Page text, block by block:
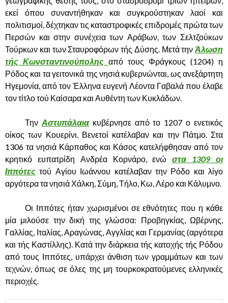
εκεί όπου συναντήθηκαν και συγκρούστηκαν λαοί και
πολιτισμοί, δέχτηκαν τις καταστροφικές επιδρομές πρώτα των
Περσών και στην συνέχεια των Αράβων, των Σελτζούκων
Τούρκων και των Σταυροφόρων τής Δύσης. Μετά την Άλωση
τής Κωνσταντινούπολης από τους Φράγκους (1204) η
Ρόδος και τα γειτονικά της νησιά κυβερνώνται, ως ανεξάρτητη
Ηγεμονία, από τον Έλληνα ευγενή Λέοντα Γαβαλά που έλαβε
τον τίτλο τού Καίσαρα και Αυθέντη των Κυκλάδων.
Την Αστυπάλαιακυβέρνησε από το 1207 ο ενετικός
οίκος των Κουερίνι. Βενετοί κατέλαβαν και την Πάτμο. Στα
1306 τα νησιά Κάρπαθος και Κάσος κατελήφθησαν από τον
κρητικό ευπατρίδη Ανδρέα Κορνάρο, ενώστα 1309 οι
Ιππότες τού Αγίου Ιωάννου κατέλαβαν την Ρόδο και λίγο
αργότερα τα νησιά Χάλκη, Σύμη, Τήλο, Κω, Λέρο και Κάλυμνο.
Οι Ιππότες ήταν χωρισμένοι σε εθνότητες που η κάθε
μία μιλούσε την δική της γλώσσα: Προβηγκίας, Ωβέρνης,
Γαλλίας, Ιταλίας, Αραγώνας, Αγγλίας και Γερμανίας (αργότερα
και τής Καστίλλης). Κατά την διάρκεια τής κατοχής τής Ρόδου
από τους Ιππότες, υπάρχει άνθιση των γραμμάτων και των
τεχνών, όπως σε όλες της μη τουρκοκρατούμενες ελληνικές
περιοχές.